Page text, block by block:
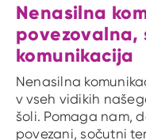
Nenasilna
povezovalna,
komunikacija
Nenasilna
v vseh vidikih
šoli. Pomaga nam,
povezani, sočutni